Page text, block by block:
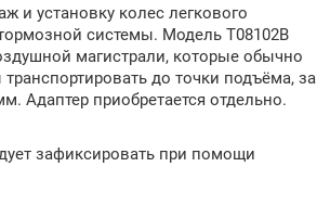
и установку колес легкового
системы. Модель T08102B
магистрали, которые обычно
до точки подъёма, за
Адаптер приобретается отдельно.
зафиксировать при помощи